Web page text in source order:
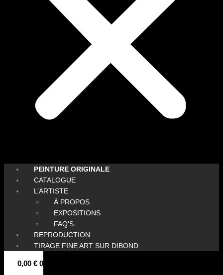
PEINTURE ORIGINALE
CATALOGUE
L’ARTISTE
À PROPOS
EXPOSITIONS
FAQ’S
REPRODUCTION
TIRAGE FINE ART SUR DIBOND
0,00 € 0